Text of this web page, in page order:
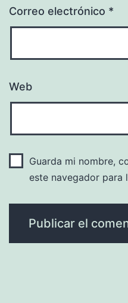
Correo electrónico *
Web
Guarda mi nombre,
este navegador para